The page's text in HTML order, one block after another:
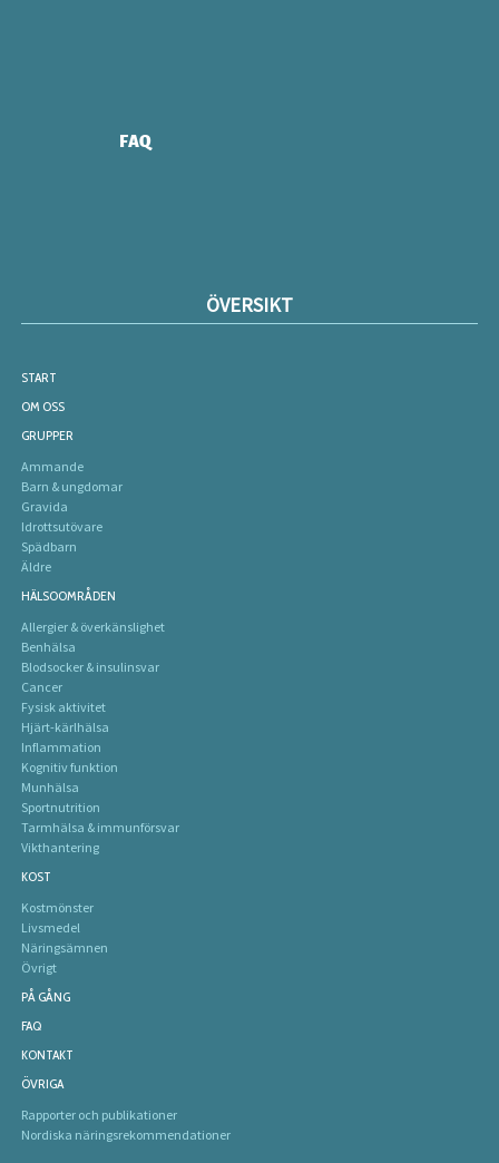
FAQ
ÖVERSIKT
START
OM OSS
GRUPPER
Ammande
Barn & ungdomar
Gravida
Idrottsutövare
Spädbarn
Äldre
HÄLSOOMRÅDEN
Allergier & överkänslighet
Benhälsa
Blodsocker & insulinsvar
Cancer
Fysisk aktivitet
Hjärt-kärlhälsa
Inflammation
Kognitiv funktion
Munhälsa
Sportnutrition
Tarmhälsa & immunförsvar
Vikthantering
KOST
Kostmönster
Livsmedel
Näringsämnen
Övrigt
PÅ GÅNG
FAQ
KONTAKT
ÖVRIGA
Rapporter och publikationer
Nordiska näringsrekommendationer